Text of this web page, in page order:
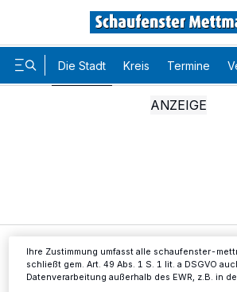
Die Stadt Kreis Termine
Die Stadt Nordstraße wird
personenbezogene Daten wie Browserdaten
Ihre Zustimmung umfasst alle schaufenster-
schließt gem. Art. 49 Abs. 1 S. 1 lit. a DSGVO
Datenverarbeitung außerhalb des EWR, z.B. in